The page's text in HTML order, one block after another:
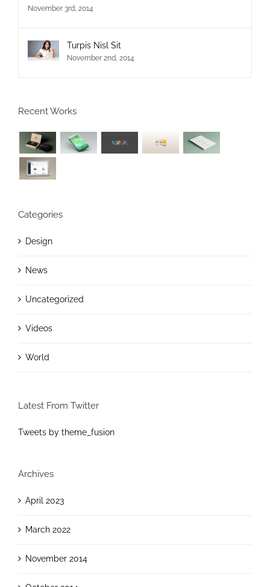
November 3rd, 2014
Turpis Nisl Sit
November 2nd, 2014
Recent Works
Categories
Design
News
Uncategorized
Videos
World
Latest From Twitter
Tweets by theme_fusion
Archives
April 2023
March 2022
November 2014